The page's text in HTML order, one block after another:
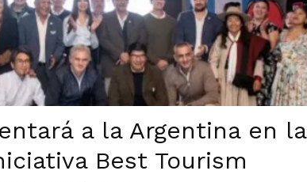
a la Argentina en la
Best Tourism